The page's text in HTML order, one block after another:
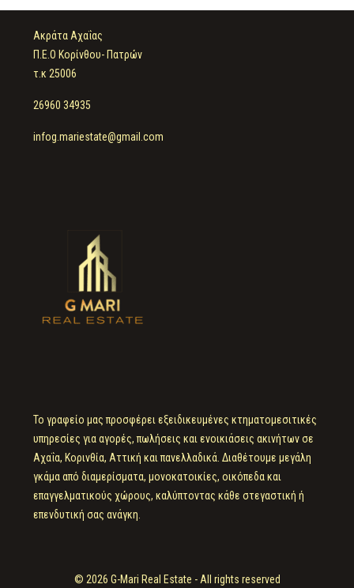
Ακράτα Αχαΐας
Π.Ε.Ο Κορίνθου- Πατρών
τ.κ 25006
26960 34935
infog.mariestate@gmail.com
Το γραφείο μας προσφέρει εξειδικευμένες κτηματομεσιτικές
υπηρεσίες για αγορές, πωλήσεις και ενοικιάσεις ακινήτων σε
Αχαΐα, Κορινθία, Αττική και πανελλαδικά. Διαθέτουμε μεγάλη
γκάμα από διαμερίσματα, μονοκατοικίες, οικόπεδα και
επαγγελματικούς χώρους, καλύπτοντας κάθε στεγαστική ή
επενδυτική σας ανάγκη.
© 2026 G-Mari Real Estate - All rights reserved